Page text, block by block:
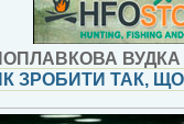
ВУДКА
ЗРОБИТИ ТАК,